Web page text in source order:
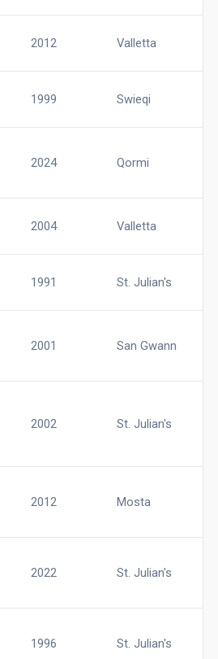
2012 Valletta
1999 Swieqi
2024 Qormi
2004 Valletta
1991 St. Julian's
2001 San Gwann
2002 St. Julian's
2012 Mosta
2022 St. Julian's
1996 St. Julian's